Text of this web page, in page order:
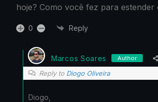
hoje? Como você fez para
0 Reply
Marcos Soares Author
Reply to Diogo Oliveira
Diogo,